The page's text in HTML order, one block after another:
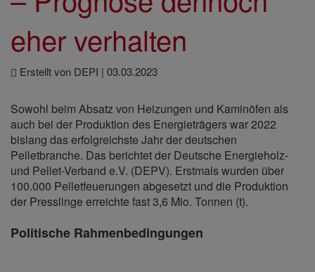
eher verhalten
Erstellt von DEPI | 03.03.2023
Sowohl beim Absatz von Heizungen und Kaminöfen als
auch bei der Produktion des Energieträgers war 2022
bislang das erfolgreichste Jahr der deutschen
Pelletbranche. Das berichtet der Deutsche Energieholz-
und Pellet-Verband e.V. (DEPV). Erstmals wurden über
100.000 Pelletfeuerungen abgesetzt und die Produktion
der Presslinge erreichte fast 3,6 Mio. Tonnen (t).
Politische Rahmenbedingungen